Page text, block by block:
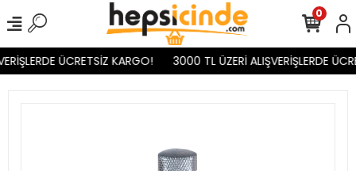
ÜCRETSİZ KARGO! 3000 TL ÜZERİ ALIŞVERİŞLERDE
0